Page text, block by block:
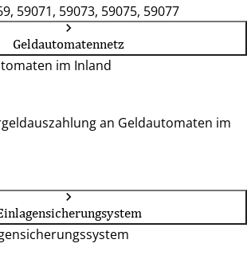
59071, 59073, 59075, 59077
Geldautomatennetz
im Inland
an Geldautomaten im